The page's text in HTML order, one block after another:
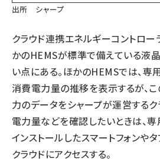
出所 シャープ
クラウド連携エネルギーコントロ
かのHEMSが標準で備えている液
い点にある。ほかのHEMSでは、専
消費電力量の推移を表示するが、
力のデータをシャープが運営するク
電力量などを確認したいときは、専
インストールしたスマートフォンやタ
クラウドにアクセスする。